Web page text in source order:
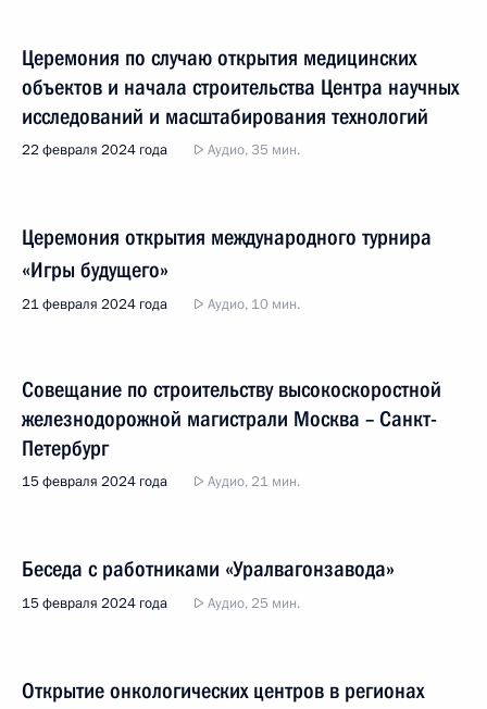
Церемония по случаю открытия медицинских
объектов и начала строительства Центра научных
исследований и масштабирования технологий
22 февраля 2024 года Аудио, 35 мин.
Церемония открытия международного турнира
«Игры будущего»
21 февраля 2024 года Аудио, 10 мин.
Совещание по строительству высокоскоростной
железнодорожной магистрали Москва – Санкт-
Петербург
15 февраля 2024 года Аудио, 21 мин.
Беседа с работниками «Уралвагонзавода»
15 февраля 2024 года Аудио, 25 мин.
Открытие онкологических центров в регионах